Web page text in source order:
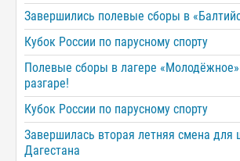
Завершились полевые сборы в
Кубок России по парусному спорту
Полевые сборы в лагере
разгаре!
Кубок России по парусному спорту
Завершилась вторая летняя смена для
Дагестана